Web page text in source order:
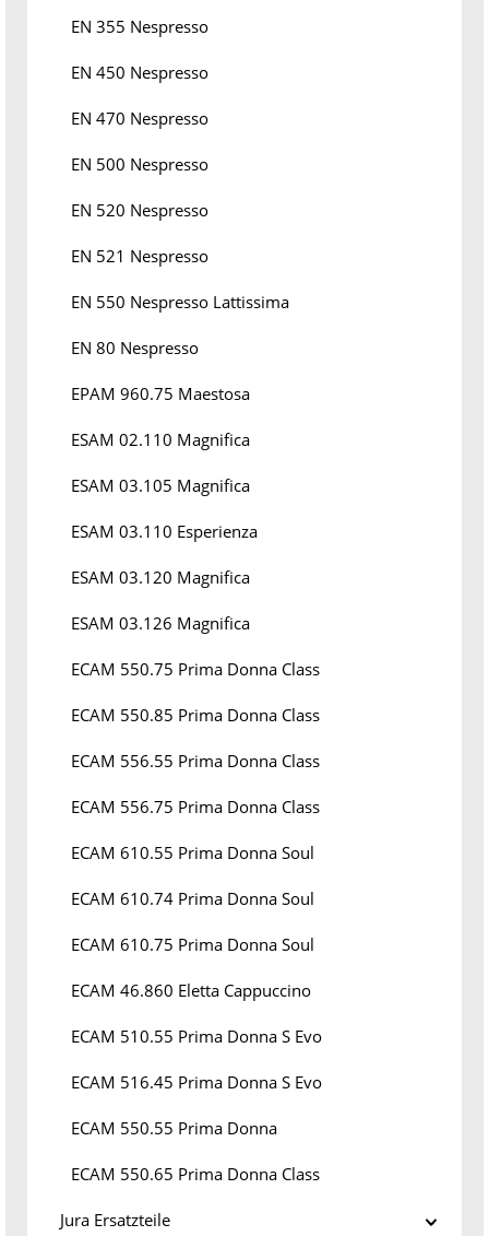
EN 355 Nespresso
EN 450 Nespresso
EN 470 Nespresso
EN 500 Nespresso
EN 520 Nespresso
EN 521 Nespresso
EN 550 Nespresso Lattissima
EN 80 Nespresso
EPAM 960.75 Maestosa
ESAM 02.110 Magnifica
ESAM 03.105 Magnifica
ESAM 03.110 Esperienza
ESAM 03.120 Magnifica
ESAM 03.126 Magnifica
ECAM 550.75 Prima Donna Class
ECAM 550.85 Prima Donna Class
ECAM 556.55 Prima Donna Class
ECAM 556.75 Prima Donna Class
ECAM 610.55 Prima Donna Soul
ECAM 610.74 Prima Donna Soul
ECAM 610.75 Prima Donna Soul
ECAM 46.860 Eletta Cappuccino
ECAM 510.55 Prima Donna S Evo
ECAM 516.45 Prima Donna S Evo
ECAM 550.55 Prima Donna
ECAM 550.65 Prima Donna Class
Jura Ersatzteile